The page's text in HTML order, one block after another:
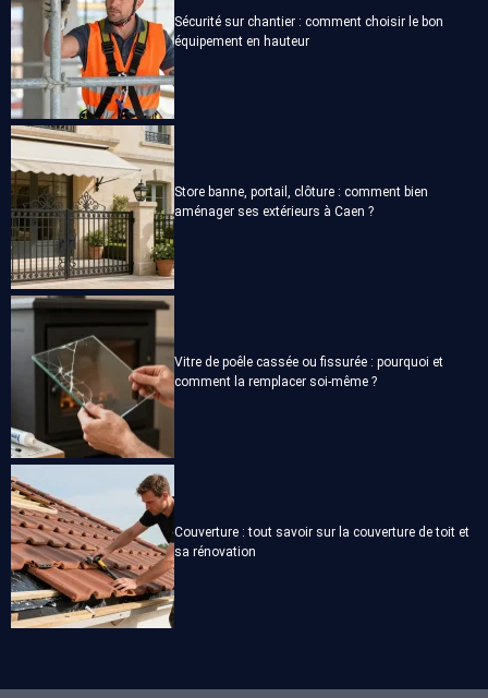
Sécurité sur chantier : comment choisir le bon
équipement en hauteur
Store banne, portail, clôture : comment bien
aménager ses extérieurs à Caen ?
Vitre de poêle cassée ou fissurée : pourquoi et
comment la remplacer soi-même ?
Couverture : tout savoir sur la couverture de toit et
sa rénovation